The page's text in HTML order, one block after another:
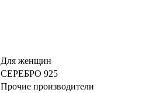
Для женщин
СЕРЕБРО 925
Прочие производители